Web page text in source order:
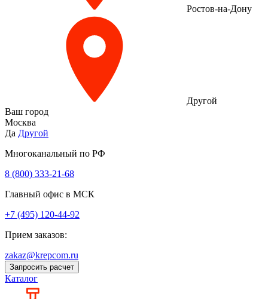
Ростов-на-Дону
Другой
Ваш город
Москва
Да Другой
Многоканальный по РФ
8 (800) 333‑21-68
Главный офис в МСК
+7 (495) 120-44-92
Прием заказов:
zakaz@krepcom.ru
Запросить расчет
Каталог